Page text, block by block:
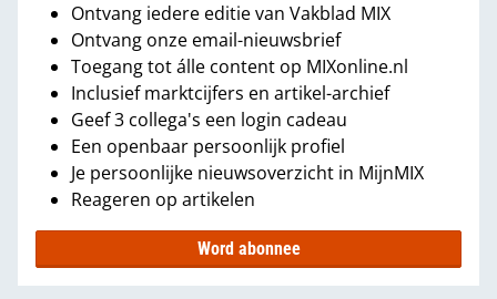
Ontvang iedere editie van Vakblad MIX
Ontvang onze email-nieuwsbrief
Toegang tot álle content op MIXonline.nl
Inclusief marktcijfers en artikel-archief
Geef 3 collega's een login cadeau
Een openbaar persoonlijk profiel
Je persoonlijke nieuwsoverzicht in MijnMIX
Reageren op artikelen
Word abonnee